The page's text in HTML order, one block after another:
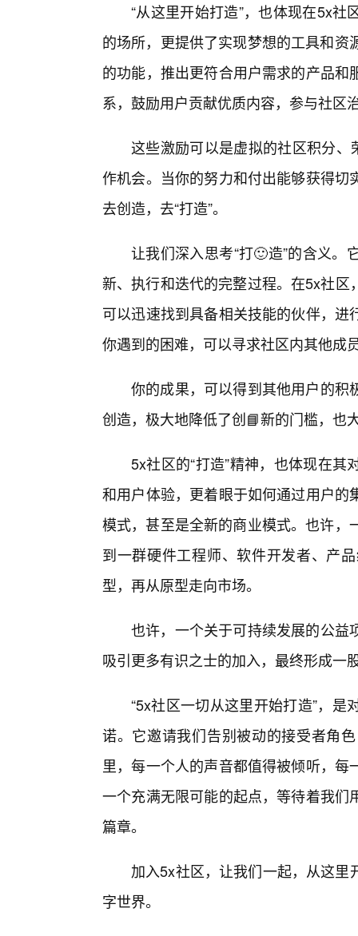
“从这里开始打造”，也体现在5x
的场所，更提供了实现梦想的工具和
的功能，推出更符合用户需求的产品
系，鼓励用户贡献优质内容，参与社区
这些激励可以是虚拟的社区积分、
作机会。当你的努力和付出能够获得
去创造，去“打造”。
让我们深入思考“打🙂造”的含义
新、执行和迭代的完整过程。在5x社
可以迅速找到具备相关技能的伙伴，
你遇到的困难，可以寻求社区内其他成
你的成果，可以得到其他用户的积
创造，极大地降低了创📘新的门槛，也
5x社区的“打造”精神，也体现在
和用户体验，更着眼于如何通过用户
模式，甚至是全新的商业模式。也许
到一群硬件工程师、软件开发者、产
型，再从原型走向市场。
也许，一个关于可持续发展的公益
吸引更多有识之士的加入，最终形成一
“5x社区一切从这里开始打造”，
诺。它邀请我们告别被动的接受者角
里，每一个人的声音都值得被倾听，
一个充满无限可能的起点，等待着我
篇章。
加入5x社区，让我们一起，从这
字世界。